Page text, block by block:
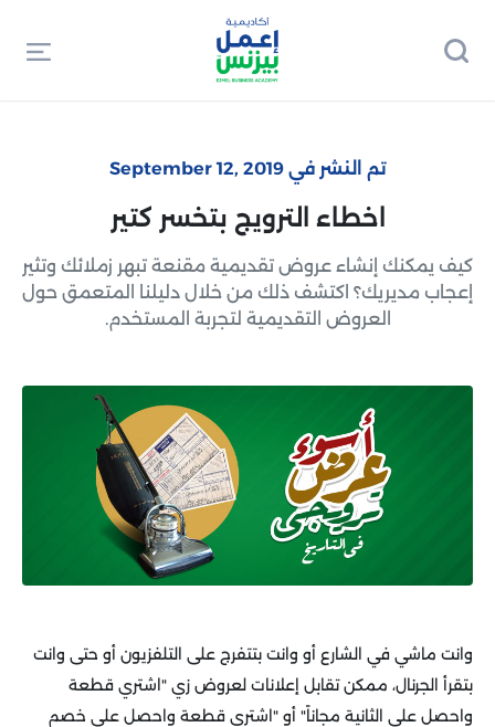
تم النشر في September 12, 2019
اخطاء الترويج بتخسر كتير
كيف يمكنك إنشاء عروض تقديمية مقنعة تبهر زملائك وتثير
إعجاب مديريك؟ اكتشف ذلك من خلال دليلنا المتعمق حول
العروض التقديمية لتجربة المستخدم.
وانت ماشي في الشارع أو وانت بتتفرج على التلفزيون أو حتى وانت
بتقرأ الجرنال، ممكن تقابل إعلانات لعروض زي "اشتري قطعة
واحصل على الثانية مجاناً" أو "اشتري قطعة واحصل على خصم